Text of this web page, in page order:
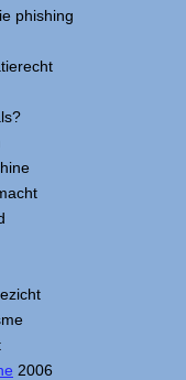
phishing
2006